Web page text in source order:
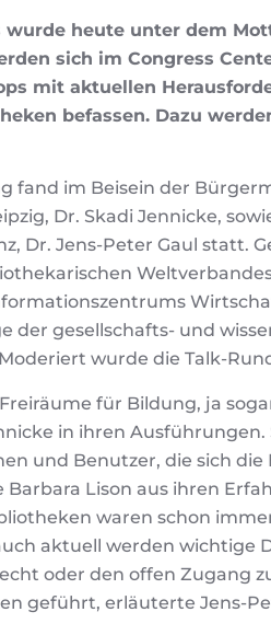
heute unter dem
sich im Congress
mit aktuellen
befassen. Dazu
fand im Beisein der
Dr. Skadi Jennicke,
Dr. Jens-Peter Gaul statt.
der gesellschafts- und
wurde die Talk-
für Bildung, ja
in ihren Ausführungen.
und Benutzer, die sich
Lison aus ihren
waren schon
aktuell werden wichtige
oder den offen Zugang
geführt, erläuterte Jens-